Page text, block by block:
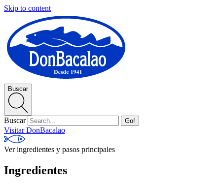
Skip to content
Buscar
Buscar Go!
Visitar DonBacalao
Ver ingredientes y pasos principales
Ingredientes